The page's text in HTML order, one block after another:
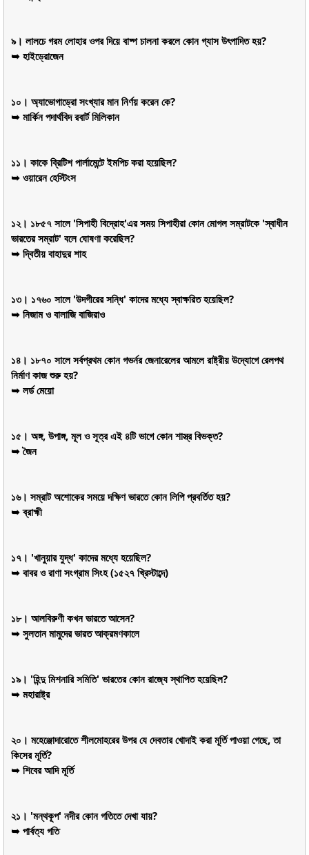
৯। লালচে গরম লোহার ওপর দিয়ে বাষ্প চালনা করলে কোন গ্যাস উৎপাদিত হয়?
➥ হাইড্রোজেন
১০। অ্যাভোগাড্রো সংখ্যার মান নির্ণয় করেন কে?
➥ মার্কিন পদার্থবিদ রবার্ট মিলিকান
১১। কাকে ব্রিটিশ পার্লামেন্টে ইমপিচ করা হয়েছিল?
➥ ওয়ারেন হেস্টিংস
১২। ১৮৫৭ সালে 'সিপাহী বিদ্রোহ'এর সময় সিপাহীরা কোন মোগল সম্রাটকে 'স্বাধীন
ভারতের সম্রাট' বলে ঘোষণা করেছিল?
➥ দ্বিতীয় বাহাদুর শাহ
১৩। ১৭৬০ সালে 'উদগীরের সন্ধি' কাদের মধ্যে স্বাক্ষরিত হয়েছিল?
➥ নিজাম ও বালাজি বাজিরাও
১৪। ১৮৭০ সালে সর্বপ্রথম কোন গভর্নর জেনারেলের আমলে রাষ্ট্রীয় উদ্যোগে রেলপথ
নির্মাণ কাজ শুরু হয়?
➥ লর্ড মেয়ো
১৫। অঙ্গ, উপাঙ্গ, মূল ও সূত্র এই ৪টি ভাগে কোন শাস্ত্র বিভক্ত?
➥ জৈন
১৬। সম্রাট অশোকের সময়ে দক্ষিণ ভারতে কোন লিপি প্রবর্তিত হয়?
➥ ব্রাহ্মী
১৭। 'খানুয়ার যুদ্ধ' কাদের মধ্যে হয়েছিল?
➥ বাবর ও রাণা সংগ্রাম সিংহ (১৫২৭ খ্রিস্টাব্দে)
১৮। আলবিরুণী কখন ভারতে আসেন?
➥ সুলতান মামুদের ভারত আক্রমণকালে
১৯। 'হিন্দু মিশনারি সমিতি' ভারতের কোন রাজ্যে স্থাপিত হয়েছিল?
➥ মহারাষ্ট্র
২০। মহেঞ্জোদারোতে শীলমোহরের উপর যে দেবতার খোদাই করা মূর্তি পাওয়া গেছে, তা
কিসের মূর্তি?
➥ শিবের আদি মূর্তি
২১। 'মন্থকূপ' নদীর কোন গতিতে দেখা যায়?
➥ পার্বত্য গতি